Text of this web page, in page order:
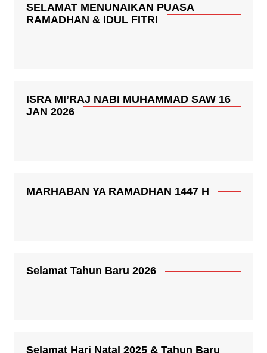
SELAMAT MENUNAIKAN PUASA
RAMADHAN & IDUL FITRI
ISRA MI’RAJ NABI MUHAMMAD SAW 16
JAN 2026
MARHABAN YA RAMADHAN 1447 H
Selamat Tahun Baru 2026
Selamat Hari Natal 2025 & Tahun Baru